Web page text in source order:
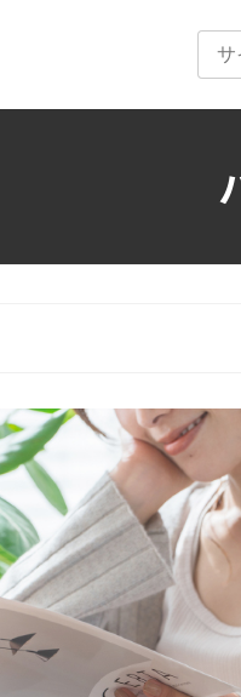
検
索: